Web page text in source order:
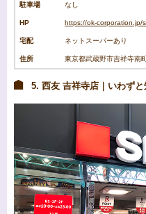
駐車場 なし
HP https://ok-corporation.jp/
宅配 ネットスーパーあり
住所 東京都武蔵野市吉祥寺南
5. 西友 吉祥寺店｜いわず